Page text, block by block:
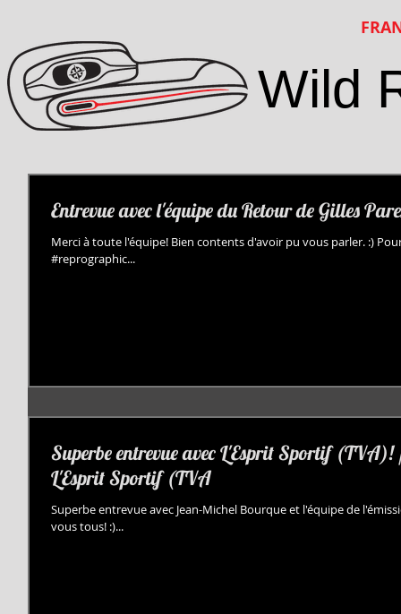
Wild
Entrevue avec l'équipe du Retour de Gilles
Merci à toute l'équipe! Bien contents d'avoir pu vous parler. :)
#reprographic...
Superbe entrevue avec L'Esprit Sportif
L'Esprit Sportif (TVA
Superbe entrevue avec Jean-Michel Bourque et l'équipe de
vous tous! :)...